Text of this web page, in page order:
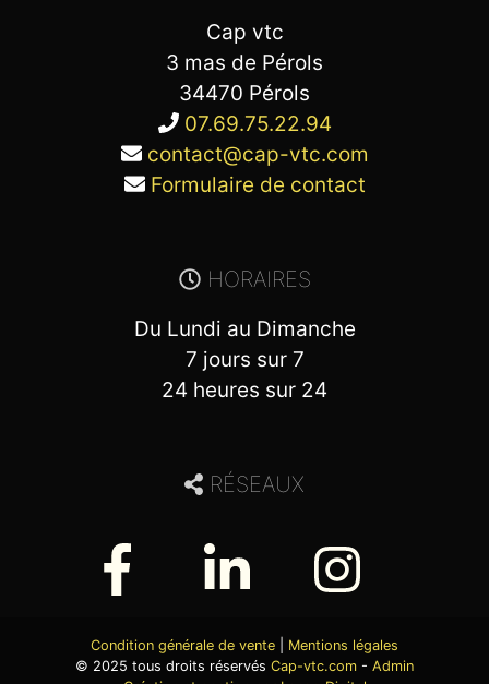
Cap vtc
3 mas de Pérols
34470 Pérols
07.69.75.22.94
contact@cap-vtc.com
Formulaire de contact
HORAIRES
Du Lundi au Dimanche
7 jours sur 7
24 heures sur 24
RÉSEAUX
Condition générale de vente
Mentions légales
© 2025 tous droits réservés Cap-vtc.com - Admin